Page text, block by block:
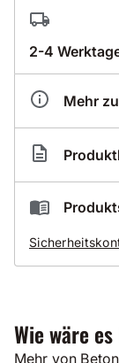
2-4
Mehr
Der Preis
1,80 Meter
2,40 Meter
Wie wäre
Mehr von